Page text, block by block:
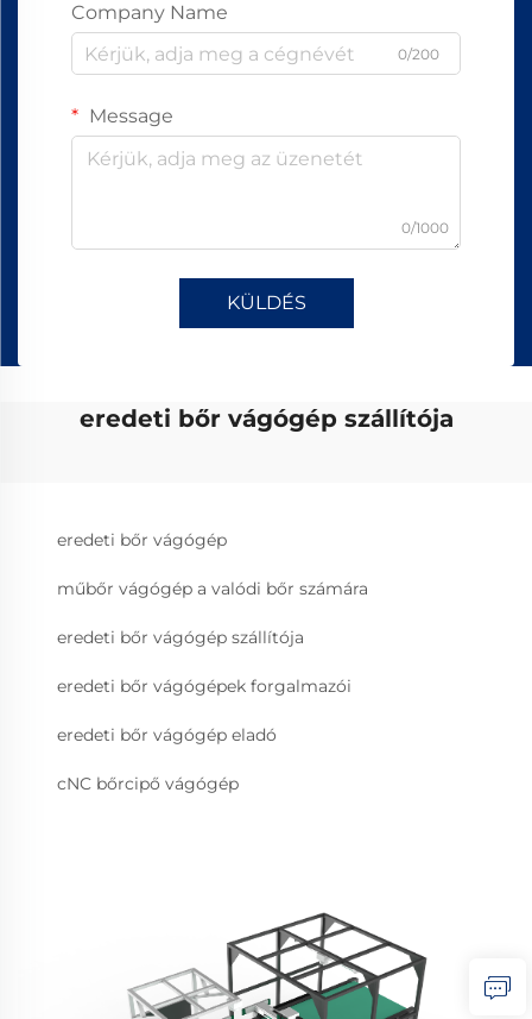
Company Name
0/200
Message
0/1000
KÜLDÉS
eredeti bőr vágógép szállítója
eredeti bőr vágógép
műbőr vágógép a valódi bőr számára
eredeti bőr vágógép szállítója
eredeti bőr vágógépek forgalmazói
eredeti bőr vágógép eladó
cNC bőrcipő vágógép